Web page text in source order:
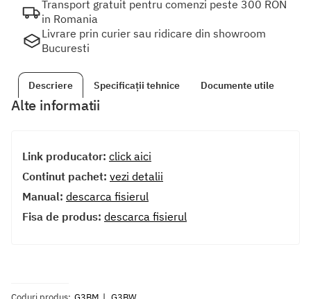
Transport gratuit pentru comenzi peste 300 RON
in Romania
Livrare prin curier sau ridicare din showroom
Bucuresti
Descriere Specificații tehnice Documente utile
Alte informatii
Link producator: click aici
Continut pachet: vezi detalii
Manual: descarca fisierul
Fisa de produs: descarca fisierul